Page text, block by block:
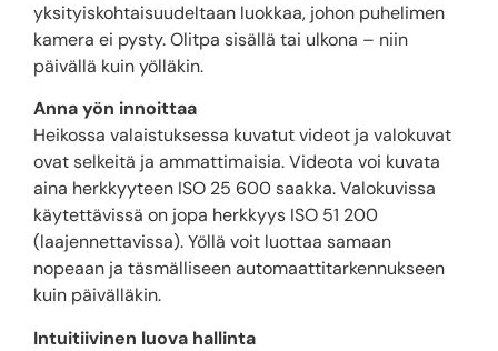
yksityiskohtaisuudeltaan luokkaa, johon puhelimen
kamera ei pysty. Olitpa sisällä tai ulkona – niin
päivällä kuin yölläkin.
Anna yön innoittaa
Heikossa valaistuksessa kuvatut videot ja valokuvat
ovat selkeitä ja ammattimaisia. Videota voi kuvata
aina herkkyyteen ISO 25 600 saakka. Valokuvissa
käytettävissä on jopa herkkyys ISO 51 200
(laajennettavissa). Yöllä voit luottaa samaan
nopeaan ja täsmälliseen automaattitarkennukseen
kuin päivälläkin.
Intuitiivinen luova hallinta